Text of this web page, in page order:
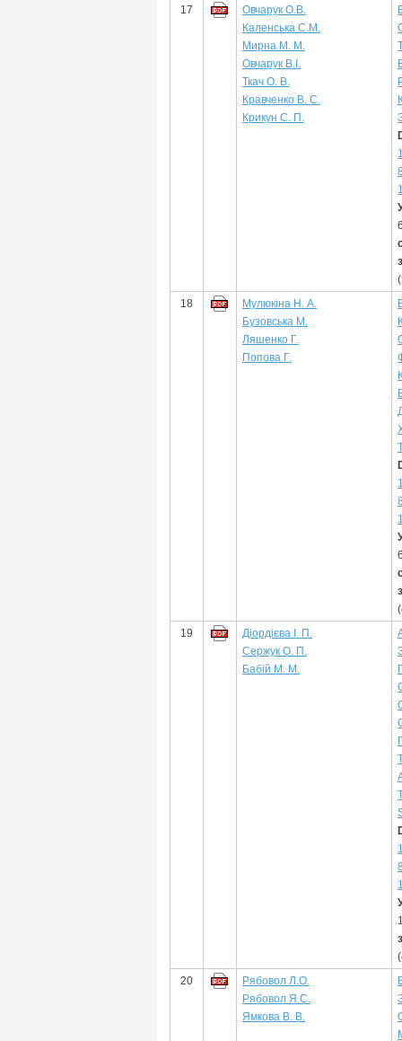
17
Овчарук О.В.
Каленська С.М.
Мирна М. М.
Овчарук В.І.
Ткач О. В.
Кравченко В. С.
Крикун С. П.
18
Мулюкіна Н. А.
Бузовська М.
Ляшенко Г.
Попова Г.
19
Діордієва І. П.
Сержук О. П.
Бабій М. М.
20
Рябовол Л.О.
Рябовол Я.С.
Ямкова В. В.